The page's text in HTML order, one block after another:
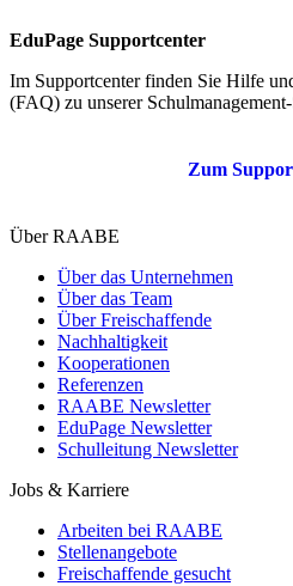
EduPage Supportcenter
Im Supportcenter finden Sie Hilfe
(FAQ) zu unserer
Zum
Über RAABE
Über das Unternehmen
Über das Team
Über Freischaffende
Nachhaltigkeit
Kooperationen
Referenzen
RAABE Newsletter
EduPage Newsletter
Schulleitung Newsletter
Jobs & Karriere
Arbeiten bei RAABE
Stellenangebote
Freischaffende gesucht